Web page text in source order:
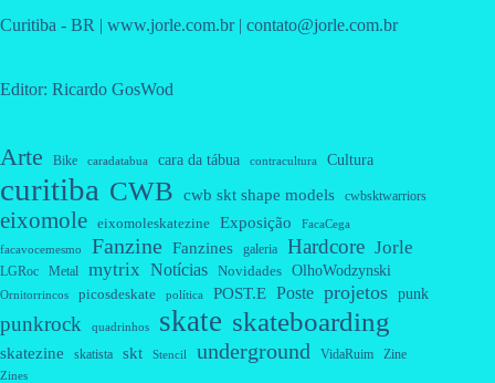
Curitiba - BR | www.jorle.com.br | contato@jorle.com.br
Editor: Ricardo GosWod
Arte Bike caradatabua cara da tábua contracultura Cultura
curitiba CWB cwb skt shape models cwbsktwarriors
eixomole eixomoleskatezine Exposição FacaCega
facavocemesmo Fanzine Fanzines galeria Hardcore Jorle
LGRoc Metal mytrix Notícias Novidades OlhoWodzynski
Ornitorrincos picosdeskate política POST.E Poste projetos punk
punkrock quadrinhos skate skateboarding
skatezine skatista skt Stencil underground VidaRuim Zine
Zines